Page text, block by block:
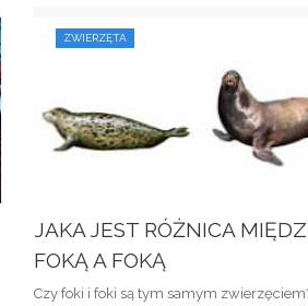
ZWIERZĘTA
JAKA JEST RÓŻNICA
FOKĄ A FOKĄ
Czy foki i foki są tym samym